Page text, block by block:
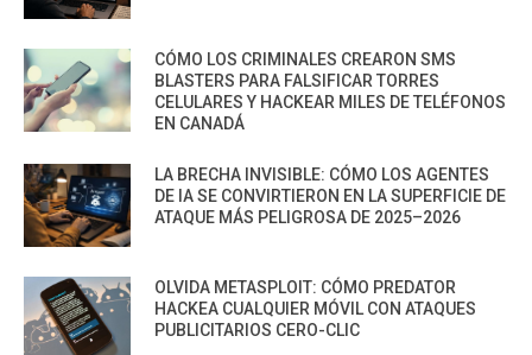
CÓMO LOS CRIMINALES CREARON SMS
BLASTERS PARA FALSIFICAR TORRES
CELULARES Y HACKEAR MILES DE TELÉFONOS
EN CANADÁ
LA BRECHA INVISIBLE: CÓMO LOS AGENTES
DE IA SE CONVIRTIERON EN LA SUPERFICIE DE
ATAQUE MÁS PELIGROSA DE 2025–2026
OLVIDA METASPLOIT: CÓMO PREDATOR
HACKEA CUALQUIER MÓVIL CON ATAQUES
PUBLICITARIOS CERO-CLIC